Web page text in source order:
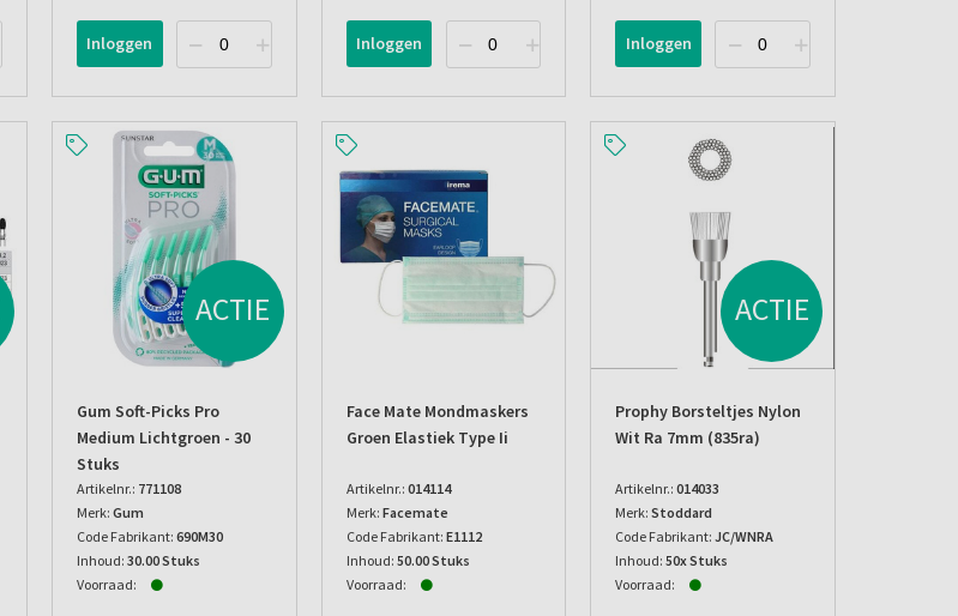
Inloggen Inloggen Inloggen
ACTIE
Gum Soft-Picks Pro
Medium Lichtgroen - 30
Stuks
Artikelnr.: 771108
Merk: Gum
Code Fabrikant: 690M30
Inhoud: 30.00 Stuks
Voorraad:
Face Mate Mondmaskers
Groen Elastiek Type Ii
Artikelnr.: 014114
Merk: Facemate
Code Fabrikant: E1112
Inhoud: 50.00 Stuks
Voorraad:
ACTIE
Prophy Borsteltjes Nylon
Wit Ra 7mm (835ra)
Artikelnr.: 014033
Merk: Stoddard
Code Fabrikant: JC/WNRA
Inhoud: 50x Stuks
Voorraad: